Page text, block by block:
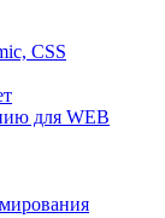
CSS
для WEB